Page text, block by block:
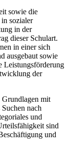
sowie die
sozialer
in der
dieser Schulart.
in einer sich
ausgebaut sowie
Leistungsförderung
der
Grundlagen mit
nach
und
sind
und